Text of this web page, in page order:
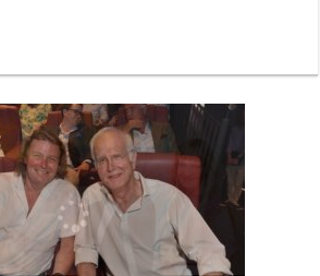
im Ludwigpalais: Wird das